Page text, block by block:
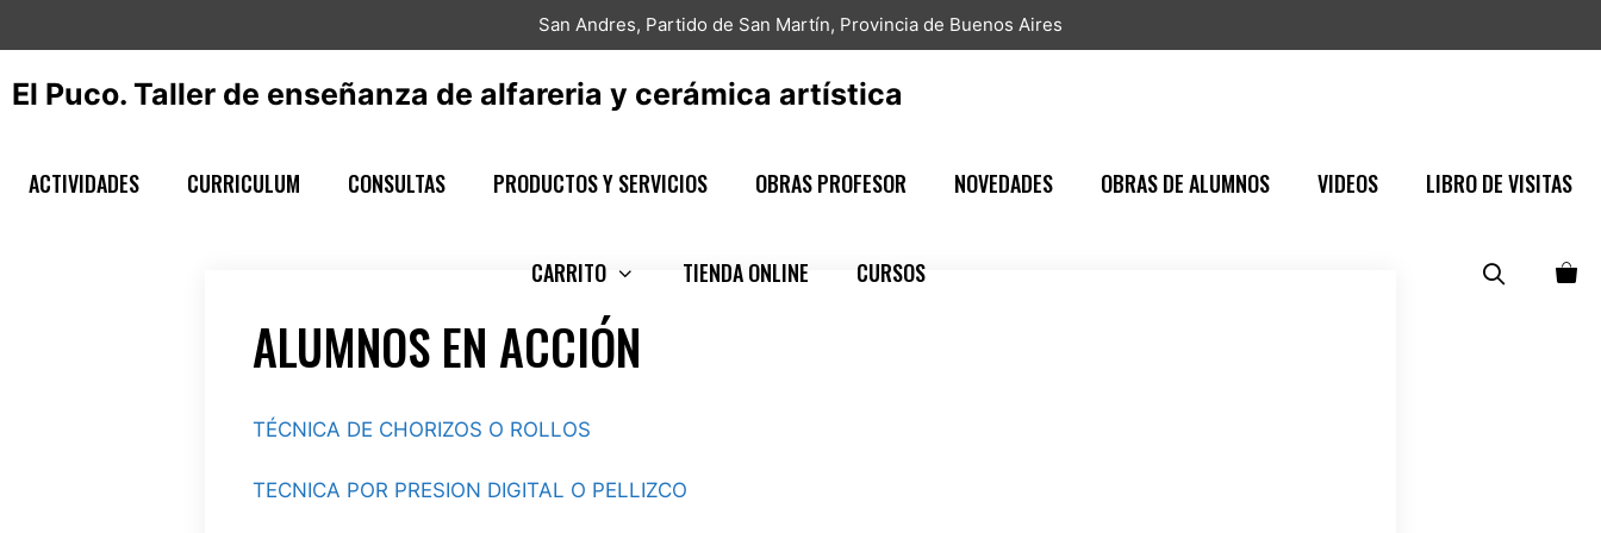
San Andres, Partido de San Martín, Provincia de Buenos Aires
El Puco. Taller de enseñanza de alfareria y cerámica artística
ACTIVIDADES CURRICULUM CONSULTAS PRODUCTOS Y SERVICIOS OBRAS PROFESOR NOVEDADES OBRAS DE ALUMNOS VIDEOS LIBRO DE VISITAS
CARRITO TIENDA ONLINE CURSOS
ALUMNOS EN ACCIÓN
TÉCNICA DE CHORIZOS O ROLLOS
TECNICA POR PRESION DIGITAL O PELLIZCO